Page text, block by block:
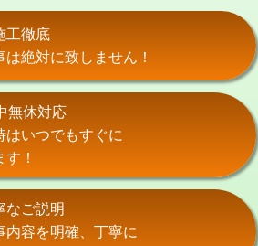
水トラップ
）
22,000円+材料費
品）
）
栓） 16,500円
・分岐水栓） 16,500円
工徹底
は絶対に致しません！
無休対応
はいつでもすぐに
！
なご説明
内容を明確、丁寧に